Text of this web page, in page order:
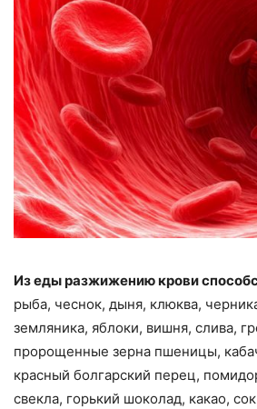
Из еды разжижению крови
рыба, чеснок, дыня, клюква,
земляника, яблоки, вишня, слива,
пророщенные зерна пшеницы,
красный болгарский перец,
свекла, горький шоколад, какао,